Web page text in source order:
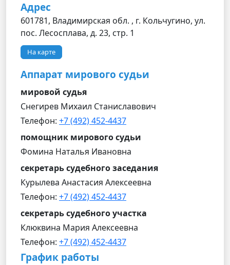
Адрес
601781, Владимирская обл. , г. Кольчугино, ул.
пос. Лесосплава, д. 23, стр. 1
На карте
Аппарат мирового судьи
мировой судья
Снегирев Михаил Станиславович
Телефон: +7 (492) 452-4437
помощник мирового судьи
Фомина Наталья Ивановна
секретарь судебного заседания
Курылева Анастасия Алексеевна
Телефон: +7 (492) 452-4437
секретарь судебного участка
Клюквина Мария Алексеевна
Телефон: +7 (492) 452-4437
График работы